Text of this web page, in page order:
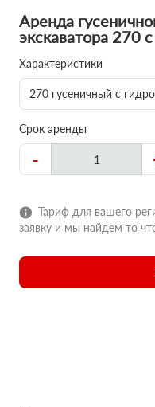
Аренда
экскаватора 270
Характеристики
270 гусеничный с
Срок аренды
-
Тариф для вашего
заявку и мы найдем то